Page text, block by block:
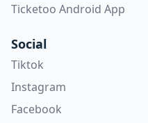
Ticketoo Android App
Social
Tiktok
Instagram
Facebook